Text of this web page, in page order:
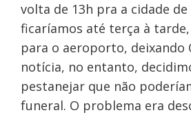
volta de 13h pra a cidade de
ficaríamos até terça à
para o aeroporto, deixando
notícia, no entanto,
pestanejar que não
funeral. O problema era